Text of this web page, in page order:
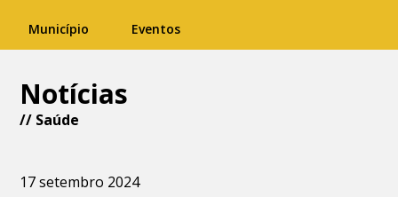
Município Eventos
Notícias
// Saúde
17 setembro 2024